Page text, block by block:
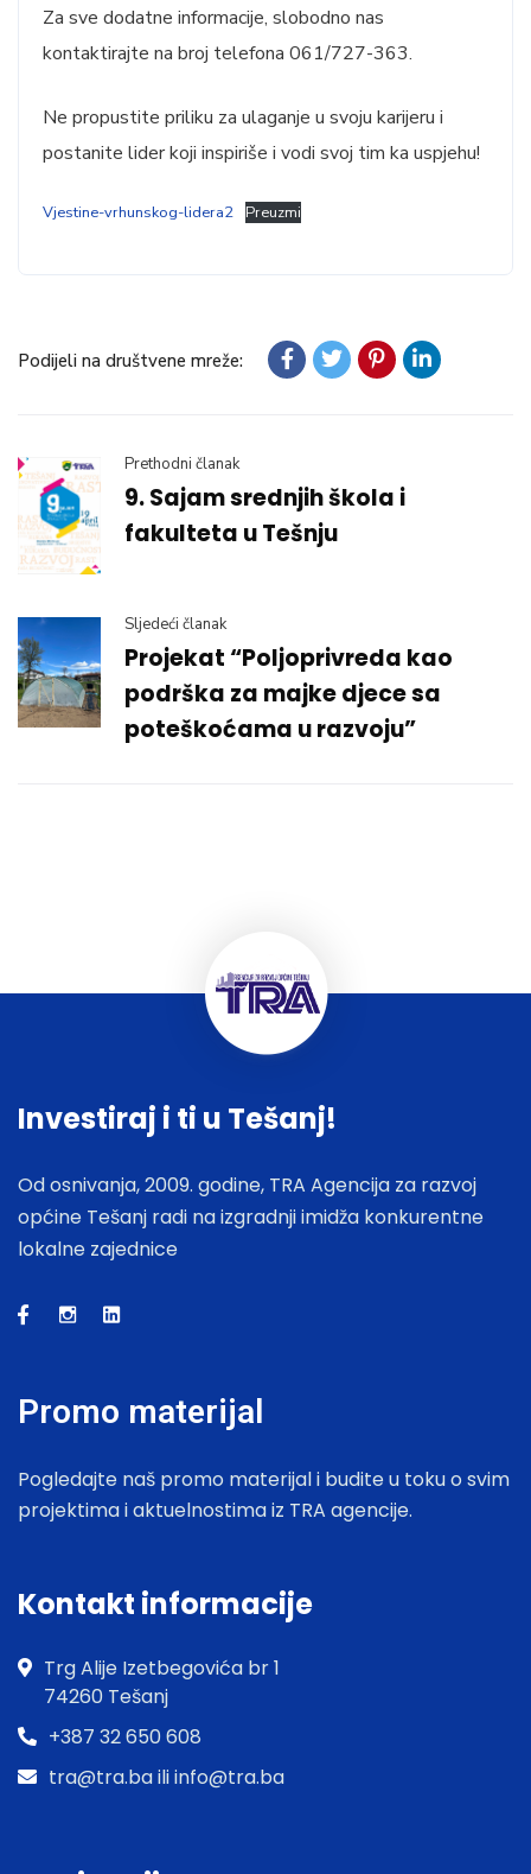
Za sve dodatne informacije, slobodno nas
kontaktirajte na broj telefona 061/727-363.
Ne propustite priliku za ulaganje u svoju karijeru i
postanite lider koji inspiriše i vodi svoj tim ka uspjehu!
Vjestine-vrhunskog-lidera2 Preuzmi
Podijeli na društvene mreže:
Prethodni članak
9. Sajam srednjih škola i
fakulteta u Tešnju
Sljedeći članak
Projekat “Poljoprivreda kao
podrška za majke djece sa
poteškoćama u razvoju”
Investiraj i ti u Tešanj!
Od osnivanja, 2009. godine, TRA Agencija za razvoj
općine Tešanj radi na izgradnji imidža konkurentne
lokalne zajednice
Promo materijal
Pogledajte naš promo materijal i budite u toku o svim
projektima i aktuelnostima iz TRA agencije.
Kontakt informacije
Trg Alije Izetbegovića br 1
74260 Tešanj
+387 32 650 608
tra@tra.ba ili info@tra.ba